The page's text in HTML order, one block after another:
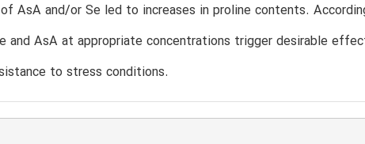
AsA and/or Se led to increases in proline contents.
and AsA at appropriate concentrations trigger desirable
to stress conditions.